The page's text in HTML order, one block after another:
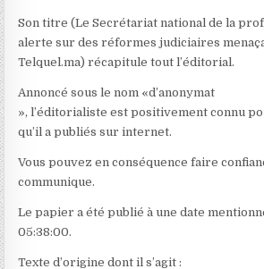
Son titre (Le Secrétariat national de la
alerte sur des réformes judiciaires
Telquel.ma) récapitule tout l’éditorial.
Annoncé sous le nom «d’anonymat
», l’éditorialiste est positivement connu
qu’il a publiés sur internet.
Vous pouvez en conséquence faire
communique.
Le papier a été publié à une date
05:38:00.
Texte d’origine dont il s’agit :